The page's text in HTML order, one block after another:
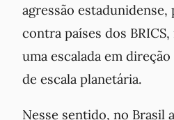
agressão
contra países dos
uma escalada em
de escala planetária.
Nesse sentido, no Brasil